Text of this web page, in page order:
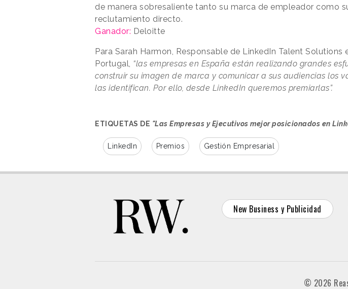
de manera sobresaliente tanto su marca de empleador como
reclutamiento directo.
Ganador: Deloitte
Para Sarah Harmon, Responsable de LinkedIn Talent Solutions
Portugal,
“las empresas en España están realizando grandes
construir su imagen de marca y comunicar a sus audiencias los
las identifican. Por ello, desde LinkedIn queremos premiarlas”.
ETIQUETAS DE "Las Empresas y Ejecutivos mejor posicionados en
LinkedIn Premios Gestión Empresarial
New Business y Publicidad
© 2026